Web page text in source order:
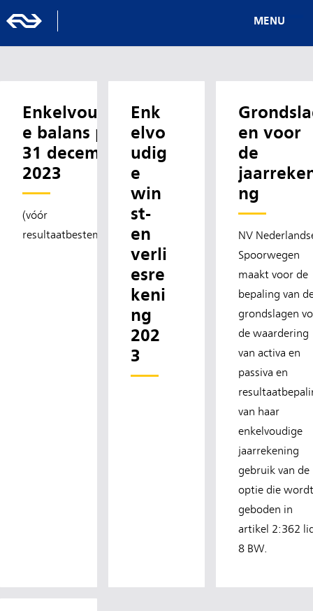
MENU
Enkelvoudig
e balans per
31 december
2023
(vóór
resultaatbestemming)
Enk
elvo
udig
e
win
st-
en
verli
esre
keni
ng
202
3
en voor
de
ng
NV
Spoorwegen
maakt voor de
bepaling van
grondslagen
de waardering
van activa en
passiva en
van haar
enkelvoudige
jaarrekening
gebruik van de
optie die
geboden in
artikel 2:362
8 BW.